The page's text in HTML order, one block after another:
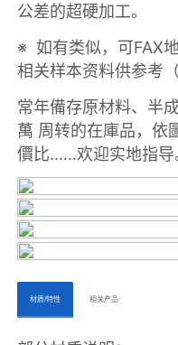
ㅤㅤ材质/特性ㅤㅤ ㅤㅤ相关产品ㅤㅤㅤ